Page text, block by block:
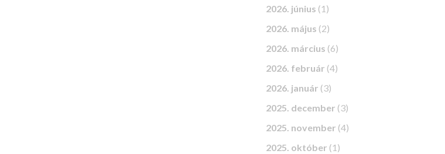
2026. június (1)
2026. május (2)
2026. március (6)
2026. február (4)
2026. január (3)
2025. december (3)
2025. november (4)
2025. október (1)